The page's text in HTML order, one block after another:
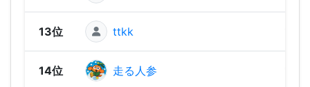
13位 ttkk
14位 走る人参